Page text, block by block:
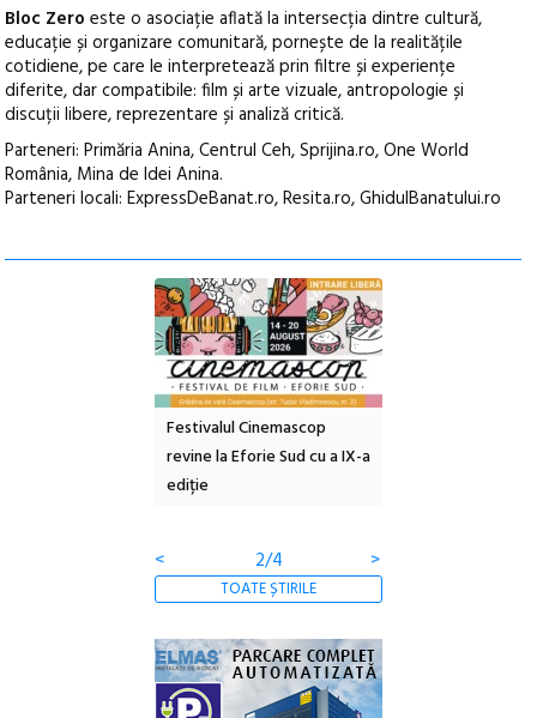
Bloc Zero este o asociație aflată la intersecția dintre cultură,
educație și organizare comunitară, pornește de la realitățile
cotidiene, pe care le interpretează prin filtre și experiențe
diferite, dar compatibile: film și arte vizuale, antropologie și
discuții libere, reprezentare și analiză critică.
Parteneri: Primăria Anina, Centrul Ceh, Sprijina.ro, One World
România, Mina de Idei Anina.
Parteneri locali: ExpressDeBanat.ro, Resita.ro, GhidulBanatului.ro
Festivalul Cinemascop
revine la Eforie Sud cu a IX-a
ediție
<
3/4 >
TOATE ȘTIRILE